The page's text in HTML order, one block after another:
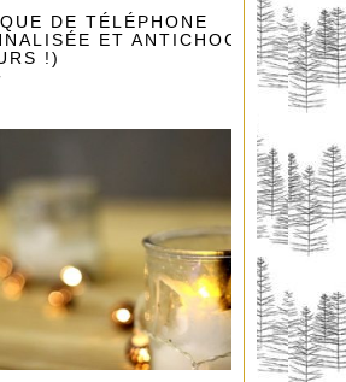
DE TÉLÉPHONE
ET ANTICHOC ! (+
!)